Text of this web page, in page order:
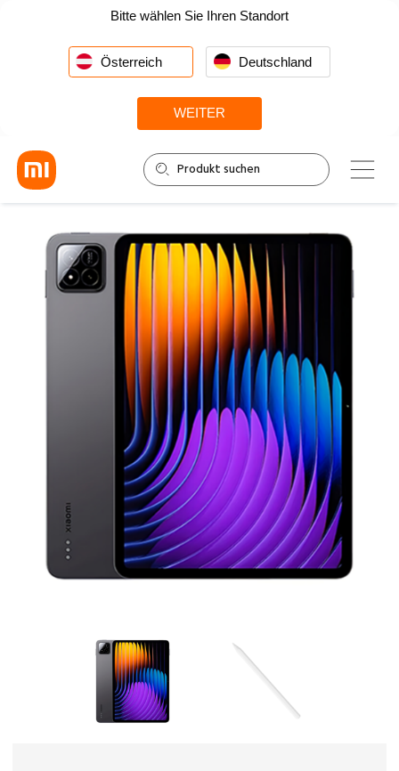
Bitte wählen Sie Ihren Standort
Österreich Deutschland
WEITER